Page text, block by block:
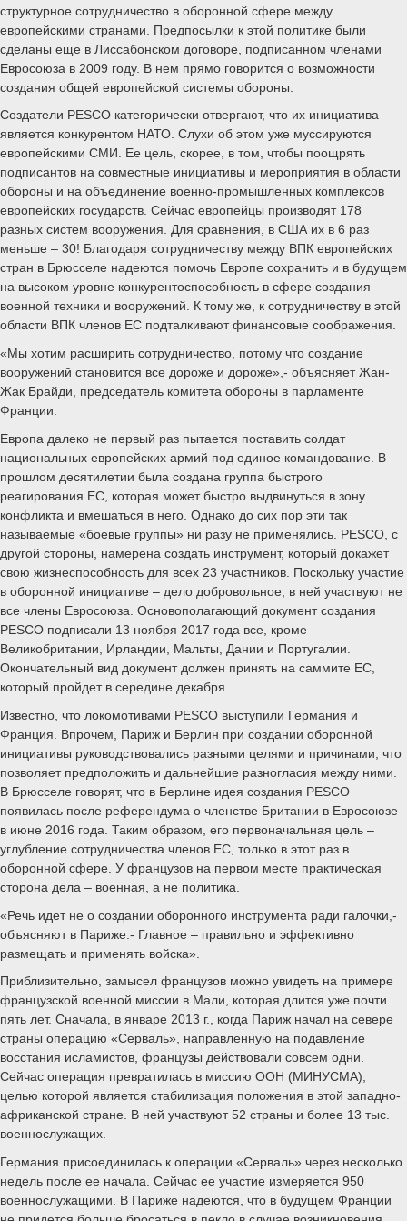
структурное сотрудничество в оборонной сфере между
европейскими странами. Предпосылки к этой политике были
сделаны еще в Лиссабонском договоре, подписанном членами
Евросоюза в 2009 году. В нем прямо говорится о возможности
создания общей европейской системы обороны.
Создатели PESCO категорически отвергают, что их инициатива
является конкурентом НАТО. Слухи об этом уже муссируются
европейскими СМИ. Ее цель, скорее, в том, чтобы поощрять
подписантов на совместные инициативы и мероприятия в области
обороны и на объединение военно-промышленных комплексов
европейских государств. Сейчас европейцы производят 178
разных систем вооружения. Для сравнения, в США их в 6 раз
меньше – 30! Благодаря сотрудничеству между ВПК европейских
стран в Брюсселе надеются помочь Европе сохранить и в будущем
на высоком уровне конкурентоспособность в сфере создания
военной техники и вооружений. К тому же, к сотрудничеству в этой
области ВПК членов ЕС подталкивают финансовые соображения.
«Мы хотим расширить сотрудничество, потому что создание
вооружений становится все дороже и дороже»,- объясняет Жан-
Жак Брайди, председатель комитета обороны в парламенте
Франции.
Европа далеко не первый раз пытается поставить солдат
национальных европейских армий под единое командование. В
прошлом десятилетии была создана группа быстрого
реагирования ЕС, которая может быстро выдвинуться в зону
конфликта и вмешаться в него. Однако до сих пор эти так
называемые «боевые группы» ни разу не применялись. PESCO, с
другой стороны, намерена создать инструмент, который докажет
свою жизнеспособность для всех 23 участников. Поскольку участие
в оборонной инициативе – дело добровольное, в ней участвуют не
все члены Евросоюза. Основополагающий документ создания
PESCO подписали 13 ноября 2017 года все, кроме
Великобритании, Ирландии, Мальты, Дании и Португалии.
Окончательный вид документ должен принять на саммите ЕС,
который пройдет в середине декабря.
Известно, что локомотивами PESCO выступили Германия и
Франция. Впрочем, Париж и Берлин при создании оборонной
инициативы руководствовались разными целями и причинами, что
позволяет предположить и дальнейшие разногласия между ними.
В Брюсселе говорят, что в Берлине идея создания PESCO
появилась после референдума о членстве Британии в Евросоюзе
в июне 2016 года. Таким образом, его первоначальная цель –
углубление сотрудничества членов ЕС, только в этот раз в
оборонной сфере. У французов на первом месте практическая
сторона дела – военная, а не политика.
«Речь идет не о создании оборонного инструмента ради галочки,-
объясняют в Париже.- Главное – правильно и эффективно
размещать и применять войска».
Приблизительно, замысел французов можно увидеть на примере
французской военной миссии в Мали, которая длится уже почти
пять лет. Сначала, в январе 2013 г., когда Париж начал на севере
страны операцию «Серваль», направленную на подавление
восстания исламистов, французы действовали совсем одни.
Сейчас операция превратилась в миссию ООН (МИНУСМА),
целью которой является стабилизация положения в этой западно-
африканской стране. В ней участвуют 52 страны и более 13 тыс.
военнослужащих.
Германия присоединилась к операции «Серваль» через несколько
недель после ее начала. Сейчас ее участие измеряется 950
военнослужащими. В Париже надеются, что в будущем Франции